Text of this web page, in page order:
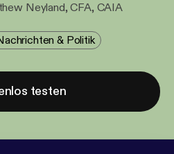
Neyland, CFA, CAIA
& Politik
testen